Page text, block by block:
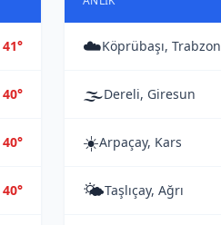
41°
40°
40°
40°
☁️Köprübaşı, Trabzon
🌫️Dereli, Giresun
☀️Arpaçay, Kars
🌤️Taşlıçay, Ağrı